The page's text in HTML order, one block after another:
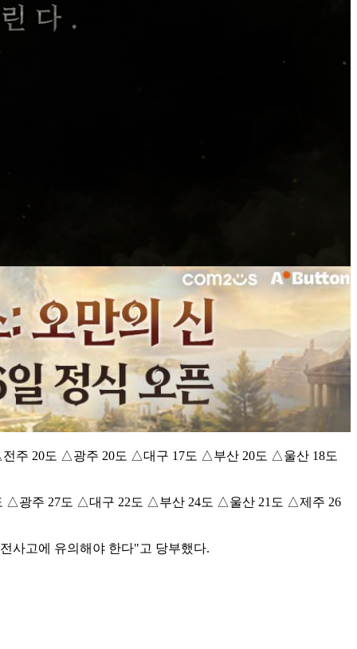
주 20도 △광주 20도 △대구 17도 △부산 20도 △울산 18도
광주 27도 △대구 22도 △부산 24도 △울산 21도 △제주 26
사고에 유의해야 한다"고 당부했다.